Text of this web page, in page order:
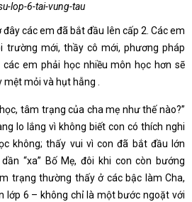
lop-6-tai-vung-tau
các em đã bắt đầu lên cấp 2. Các em
trường mới, thầy cô mới, phương pháp
em phải học nhiều môn học hơn sẽ
mệt mỏi và hụt hẫng .
tâm trạng của cha mẹ như thế nào?”
lo lắng vì không biết con có thích nghi
không; thấy vui vì con đã bắt đầu lớn
“xa” Bố Mẹ, đôi khi con còn bướng
trạng thường thấy ở các bậc làm Cha,
lớp 6 – không chỉ là một bước ngoặt với